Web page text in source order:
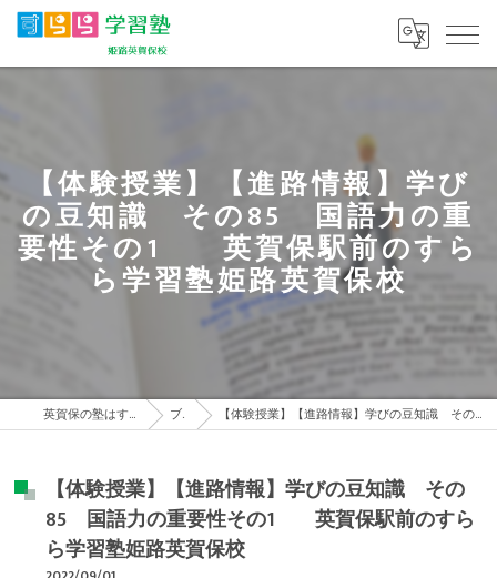
【体験授業】【進路情報】学び
の豆知識 その85 国語力の重
要性その1 英賀保駅前のすら
ら学習塾姫路英賀保校
英賀保の塾はすらら学習塾 姫路英賀保校 ブログ 【体験授業】【進路情報】学びの豆知識 その85 国語力の重要性その1 英賀保駅前のすらら学習塾姫路英賀保校
【体験授業】【進路情報】学びの豆知識 その
85 国語力の重要性その1 英賀保駅前のすら
ら学習塾姫路英賀保校